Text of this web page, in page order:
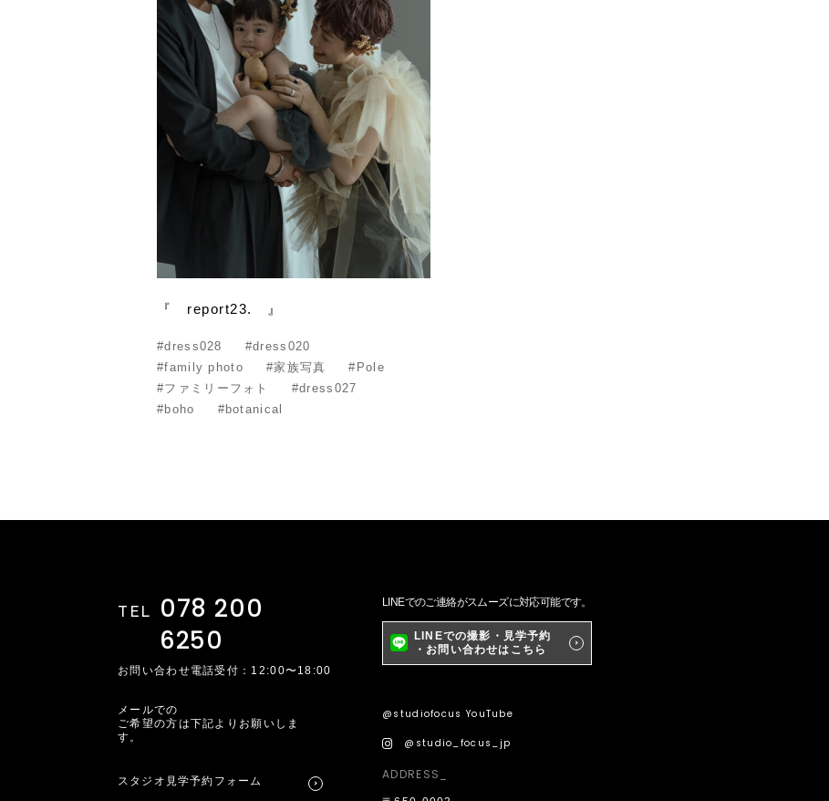
『 report23. 』
#dress028
#dress020
#family photo
#家族写真
#Pole
#ファミリーフォト
#dress027
#boho
#botanical
TEL
078 200
6250
お問い合わせ電話受付：12:00〜18:00
LINEでのご連絡がスムーズに対応可能です。
LINEでの撮影・見学予約
・お問い合わせはこちら
メールでの
ご希望の方は下記よりお願いしま
す。
スタジオ見学予約フォーム
@studiofocus YouTube
@studio_focus_jp
ADDRESS_